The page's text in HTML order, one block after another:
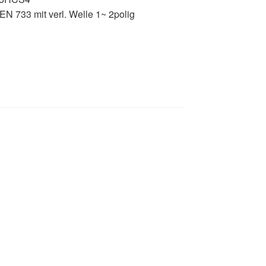
733 mit verl. Welle 1~ 2polig